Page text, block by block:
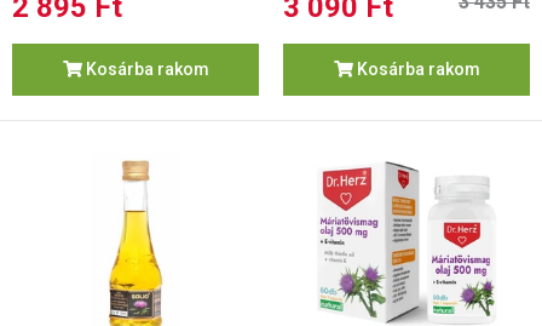
2 895 Ft
Kosárba rakom
3 090 Ft
Kosárba rakom